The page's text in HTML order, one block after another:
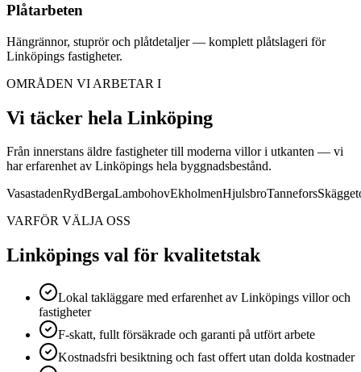
Plåtarbeten
Hängrännor, stuprör och plåtdetaljer — komplett plåtslageri för
Linköpings fastigheter.
OMRÅDEN VI ARBETAR I
Vi täcker hela Linköping
Från innerstans äldre fastigheter till moderna villor i utkanten — vi
har erfarenhet av Linköpings hela byggnadsbestånd.
VasastadenRydBergaLambohovEkholmenHjulsbroTannefors
VARFÖR VÄLJA OSS
Linköpings val för kvalitetstak
Lokal takläggare med erfarenhet av Linköpings villor och
fastigheter
F-skatt, fullt försäkrade och garanti på utfört arbete
Kostnadsfri besiktning och fast offert utan dolda kostnader